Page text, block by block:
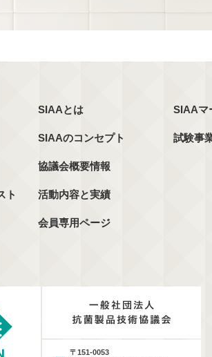
ト
SIAAとは
SIAAのコンセプト
協議会概要情報
活動内容と実績
会員専用ページ
SIAAマ
試験事
〒151-0053